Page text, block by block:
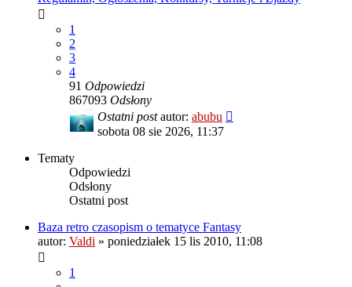
1
2
3
4
91 Odpowiedzi
867093 Odsłony
Ostatni postautor: abubu
sobota 08 sie 2026, 11:37
Tematy
Odpowiedzi
Odsłony
Ostatni post
Baza retro czasopism o tematyce Fantasy
autor: Valdi » poniedziałek 15 lis 2010, 11:08
1